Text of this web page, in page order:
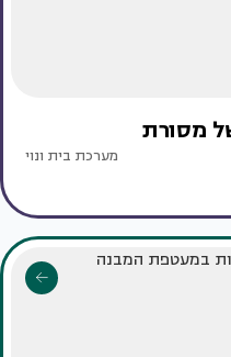
מסורת
מערכת בית ונוי